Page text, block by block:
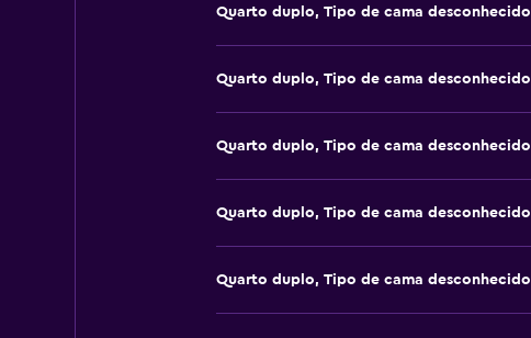
Quarto duplo, Tipo de cama desconhecido
Quarto duplo, Tipo de cama desconhecido
Quarto duplo, Tipo de cama desconhecido
Quarto duplo, Tipo de cama desconhecido
Quarto duplo, Tipo de cama desconhecido